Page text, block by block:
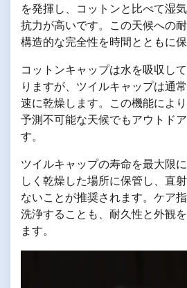
を発揮し、コットンと比べて湿
抗力が高いです。この天候への
構造的な完全性を時間とともに
コットンキャップは水を吸収し
りますが、ツイルキャップは通
速に乾燥します。この機能によ
予測不可能な天候でもアウトド
す。
ツイルキャップの寿命を最大限
しく乾燥した場所に保管し、直
ないことが推奨されます。ケア
洗浄することも、耐久性と外観
ます。